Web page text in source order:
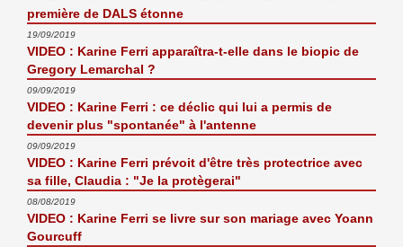
première de DALS étonne
19/09/2019
VIDEO : Karine Ferri apparaîtra-t-elle dans le biopic de
Gregory Lemarchal ?
09/09/2019
VIDEO : Karine Ferri : ce déclic qui lui a permis de
devenir plus "spontanée" à l'antenne
09/09/2019
VIDEO : Karine Ferri prévoit d'être très protectrice avec
sa fille, Claudia : "Je la protègerai"
08/08/2019
VIDEO : Karine Ferri se livre sur son mariage avec Yoann
Gourcuff